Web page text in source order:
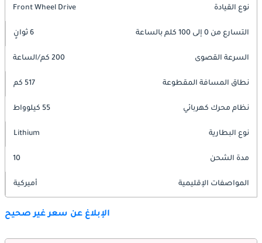
نوع القيادة Front Wheel Drive
التسارع من 0 إلى 100 كلم بالساعة 6 ثوانٍ
السرعة القصوى 200 كم/الساعة
نطاق المسافة المقطوعة 517 كم
نظام محرك كهربائي 55 كيلوواط
نوع البطارية Lithium
مدة الشحن 10
المواصفات الإقليمية أميركية
الإبلاغ عن سعر غير صحيح